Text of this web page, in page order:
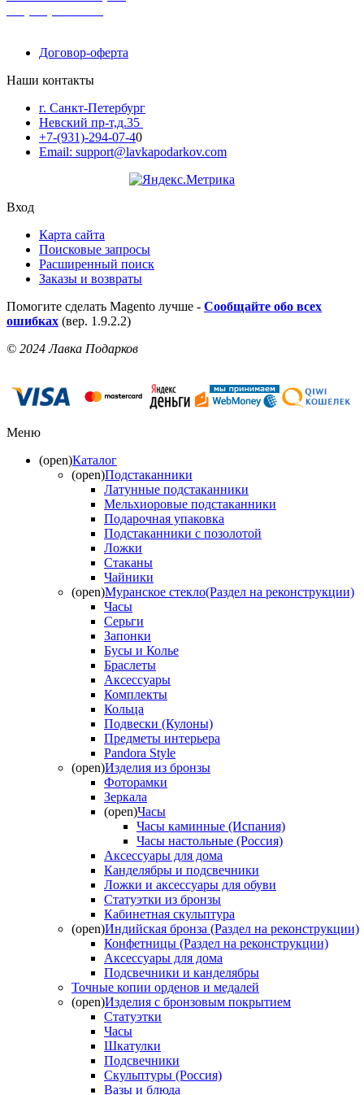
Договор-оферта
Наши контакты
г. Санкт-Петербург
Невский пр-т,д.35
+7-(931)-294-07-40
Email: support@lavkapodarkov.com
Вход
Карта сайта
Поисковые запросы
Расширенный поиск
Заказы и возвраты
Помогите сделать Magento лучше - Сообщайте обо всех
ошибках (вер. 1.9.2.2)
© 2024 Лавка Подарков
Меню
(open)Каталог
(open)Подстаканники
Латунные подстаканники
Мельхиоровые подстаканники
Подарочная упаковка
Подстаканники с позолотой
Ложки
Стаканы
Чайники
(open)Муранское стекло(Раздел на реконструкции)
Часы
Серьги
Запонки
Бусы и Колье
Браслеты
Аксессуары
Комплекты
Кольца
Подвески (Кулоны)
Предметы интерьера
Pandora Style
(open)Изделия из бронзы
Фоторамки
Зеркала
(open)Часы
Часы каминные (Испания)
Часы настольные (Россия)
Аксессуары для дома
Канделябры и подсвечники
Ложки и аксессуары для обуви
Статуэтки из бронзы
Кабинетная скульптура
(open)Индийская бронза (Раздел на реконструкции)
Конфетницы (Раздел на реконструкции)
Аксессуары для дома
Подсвечники и канделябры
Точные копии орденов и медалей
(open)Изделия с бронзовым покрытием
Статуэтки
Часы
Шкатулки
Подсвечники
Скульптуры (Россия)
Вазы и блюда